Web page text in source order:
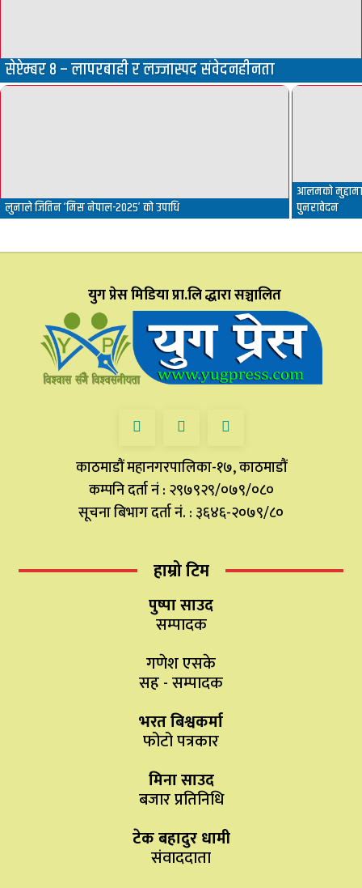
सेप्टेम्बर ८ – लापरबाही र लज्जास्पद संवेदनहीनता
लुनाले जितिन ‘मिस नेपाल-२०२५’ को उपाधि
आलमको
पुनरावेदन
युग प्रेस मिडिया प्रा.लि द्धारा सञ्चालित
काठमाडौं महानगरपालिका-१७, काठमाडौं
कम्पनि दर्ता नं : २९७९२९/०७९/०८०
सूचना बिभाग दर्ता नं. : ३६४६-२०७९/८०
हाम्रो टिम
पुष्पा साउद
सम्पादक
गणेश एसके
सह - सम्पादक
भरत बिश्वकर्मा
फोटो पत्रकार
मिना साउद
बजार प्रतिनिधि
टेक बहादुर धामी
संवाददाता